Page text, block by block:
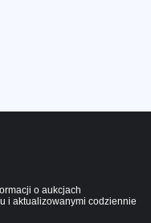
o aukcjach
i aktualizowanymi codziennie